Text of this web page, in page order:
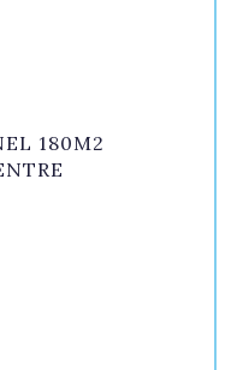
180M2